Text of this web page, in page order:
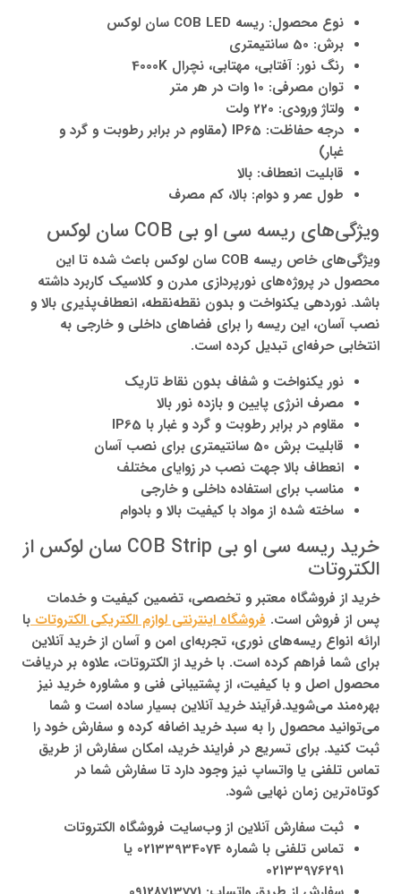
نوع محصول: ریسه COB LED سان لوکس
برش: 50 سانتیمتری
رنگ نور: آفتابی، مهتابی، نچرال 4000K
توان مصرفی: 10 وات در هر متر
ولتاژ ورودی: 220 ولت
درجه حفاظت: IP65 (مقاوم در برابر رطوبت و گرد و
غبار)
قابلیت انعطاف: بالا
طول عمر و دوام: بالا، کم مصرف
ویژگی‌های ریسه سی او بی COB سان لوکس
ویژگی‌های خاص ریسه COB سان لوکس باعث شده تا این
محصول در پروژه‌های نورپردازی مدرن و کلاسیک کاربرد داشته
باشد. نوردهی یکنواخت و بدون نقطه‌نقطه، انعطاف‌پذیری بالا و
نصب آسان، این ریسه را برای فضاهای داخلی و خارجی به
انتخابی حرفه‌ای تبدیل کرده است.
نور یکنواخت و شفاف بدون نقاط تاریک
مصرف انرژی پایین و بازده نور بالا
مقاوم در برابر رطوبت و گرد و غبار با IP65
قابلیت برش 50 سانتیمتری برای نصب آسان
انعطاف بالا جهت نصب در زوایای مختلف
مناسب برای استفاده داخلی و خارجی
ساخته شده از مواد با کیفیت بالا و بادوام
خرید ریسه سی او بی COB Strip سان لوکس از
الکتروتات
خرید از فروشگاه معتبر و تخصصی، تضمین کیفیت و خدمات
پس از فروش است. فروشگاه اینترنتی لوازم الکتریکی الکتروتاتبا
ارائه انواع ریسه‌های نوری، تجربه‌ای امن و آسان از خرید آنلاین
برای شما فراهم کرده است. با خرید از الکتروتات، علاوه بر دریافت
محصول اصل و با کیفیت، از پشتیبانی فنی و مشاوره خرید نیز
بهره‌مند می‌شوید.فرآیند خرید آنلاین بسیار ساده است و شما
می‌توانید محصول را به سبد خرید اضافه کرده و سفارش خود را
ثبت کنید. برای تسریع در فرایند خرید، امکان سفارش از طریق
تماس تلفنی یا واتساپ نیز وجود دارد تا سفارش شما در
کوتاه‌ترین زمان نهایی شود.
ثبت سفارش آنلاین از وب‌سایت فروشگاه الکتروتات
تماس تلفنی با شماره 02133934074 یا
02133976291